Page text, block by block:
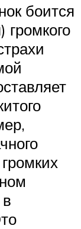
боится
громкого